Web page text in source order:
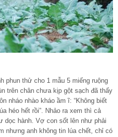
phun thử cho 1 mẫu 5 miếng ruộng
trên chân chưa kịp gột sạch đã thấy
nháo nhào kháo ầm ĩ: “Không biết
héo hết rồi”. Nhảo ra xem thì cả
dọc hành. Vợ con sốt lên như phải
nhưng anh không tin lúa chết, chỉ có